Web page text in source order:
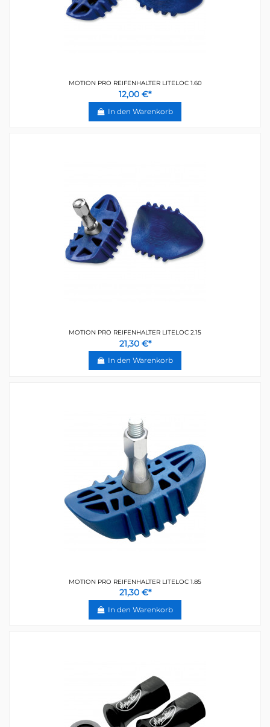
MOTION PRO REIFENHALTER LITELOC 1.60
12,00 €*
In den Warenkorb
MOTION PRO REIFENHALTER LITELOC 2.15
21,30 €*
In den Warenkorb
MOTION PRO REIFENHALTER LITELOC 1.85
21,30 €*
In den Warenkorb